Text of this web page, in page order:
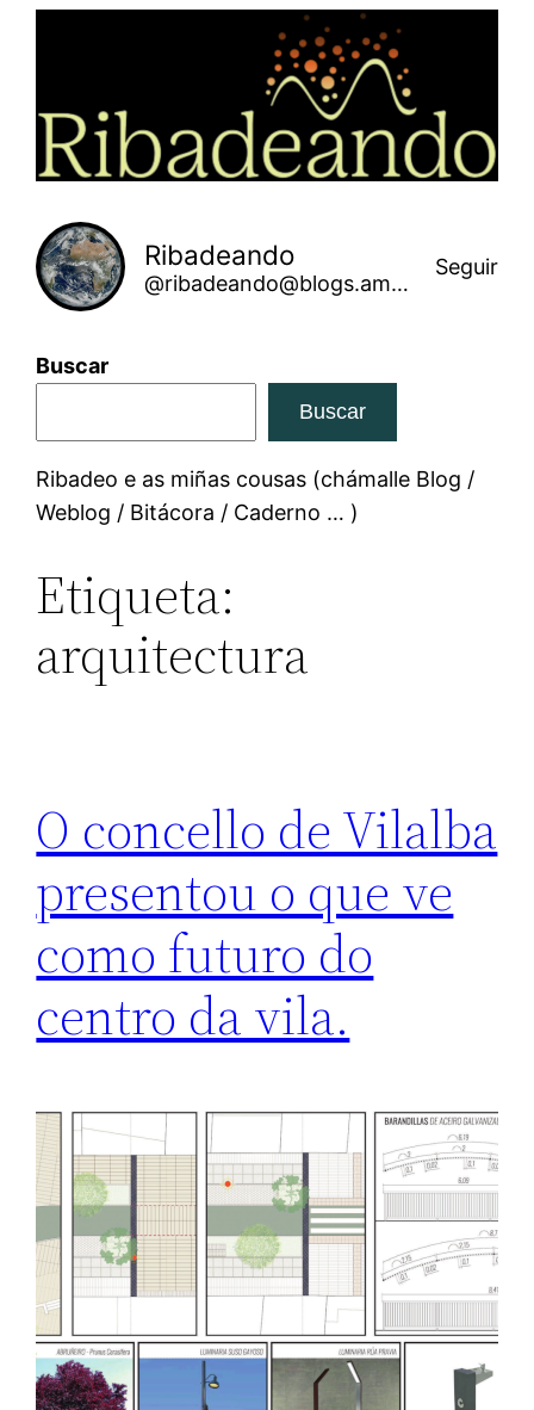
Ribadeando
@ribadeando@blogs.amarinha.gal
Seguir
Buscar
Buscar
Ribadeo e as miñas cousas (chámalle Blog /
Weblog / Bitácora / Caderno … )
Etiqueta:
arquitectura
O concello de Vilalba
presentou o que ve
como futuro do
centro da vila.